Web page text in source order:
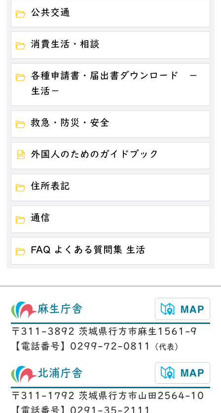
公共交通
消費生活・相談
各種申請書・届出書ダウンロード －
生活－
救急・防災・安全
外国人のためのガイドブック
住所表記
通信
FAQ よくある質問集 生活
麻生庁舎
〒311-3892 茨城県行方市麻生1561-9
【電話番号】0299-72-0811
（代表）
北浦庁舎
〒311-1792 茨城県行方市山田2564-10